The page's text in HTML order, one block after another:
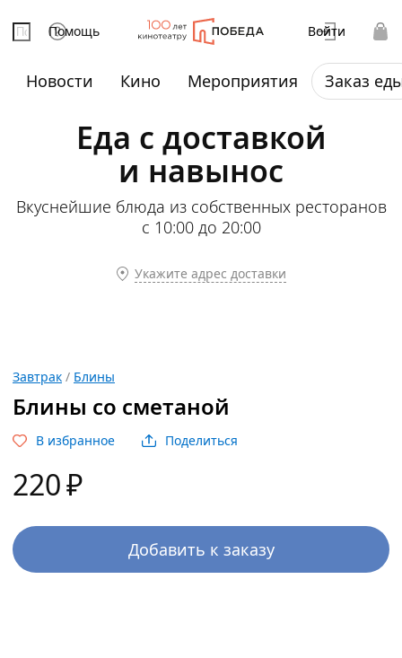
Помощь Войти
Новости Кино Мероприятия Заказ
Еда с доставкой
и навынос
Вкуснейшие блюда из собственных ресторанов
с 10:00 до 20:00
Укажите адрес доставки
Завтрак / Блины
Блины со сметаной
В избранное Поделиться
220₽
Добавить к заказу